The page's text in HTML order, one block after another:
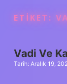
ETIKET:
Vadi Ve
Tarih: Aralık 19,